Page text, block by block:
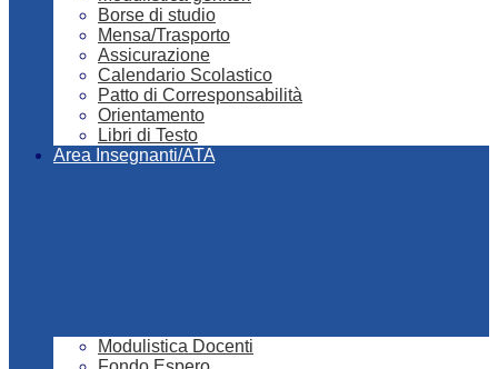
Borse di studio
Mensa/Trasporto
Assicurazione
Calendario Scolastico
Patto di Corresponsabilità
Orientamento
Libri di Testo
Area Insegnanti/ATA
Modulistica Docenti